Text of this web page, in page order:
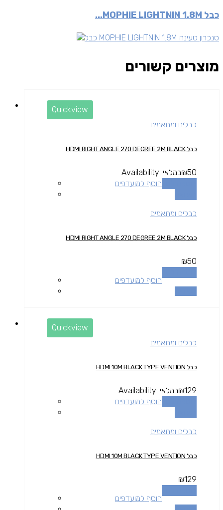
כבל MOPHIE LIGHTNIN 1.8M...
מוצרים קשורים
Quickview
כבלים ומתאמים
כבל HDMI RIGHT ANGLE 270 DEGREE 2M BLACK
₪50
Availability: במלאי
הוסף למועדפים
כבלים ומתאמים
כבל HDMI RIGHT ANGLE 270 DEGREE 2M BLACK
₪50
הוסף למועדפים
Quickview
כבלים ומתאמים
כבל HDMI 10M BLACK TYPE VENTION
₪129
Availability: במלאי
הוסף למועדפים
כבלים ומתאמים
כבל HDMI 10M BLACK TYPE VENTION
₪129
הוסף למועדפים